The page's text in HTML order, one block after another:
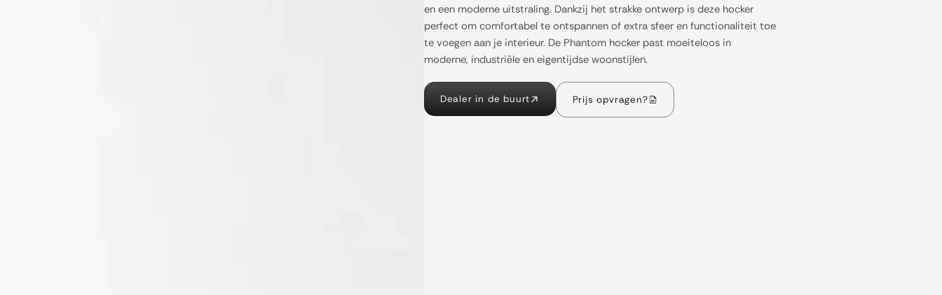
en een moderne uitstraling. Dankzij het strakke ontwerp is deze hocker
perfect om comfortabel te ontspannen of extra sfeer en functionaliteit toe
te voegen aan je interieur. De Phantom hocker past moeiteloos in
moderne, industriële en eigentijdse woonstijlen.
Dealer in de buurt Prijs opvragen?